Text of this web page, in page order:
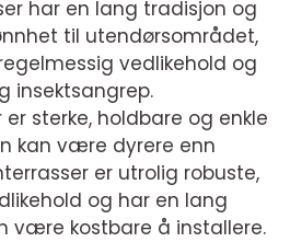
har en lang tradisjon og
til utendørsområdet,
vedlikehold og
insektsangrep.
sterke, holdbare og enkle
kan være dyrere enn
er utrolig robuste,
og har en lang
være kostbare å installere.